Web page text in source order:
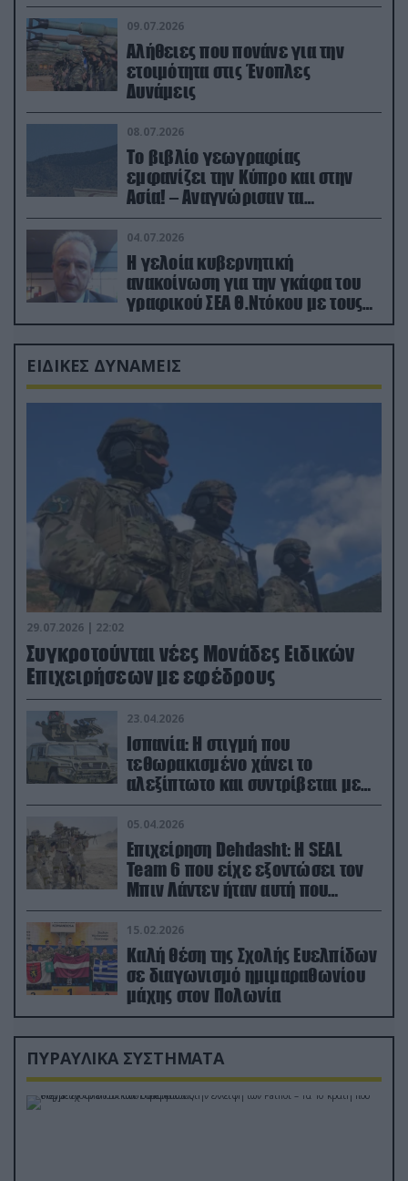
(βίντεο)
09.07.2026
Αλήθειες που πονάνε για την
ετοιμότητα στις Ένοπλες
Δυνάμεις
08.07.2026
Το βιβλίο γεωγραφίας
εμφανίζει την Κύπρο και στην
Ασία! – Αναγνώρισαν τα
κατεχόμενα; (φωτο)
04.07.2026
Η γελοία κυβερνητική
ανακοίνωση για την γκάφα του
γραφικού ΣΕΑ Θ.Ντόκου με τους
Ρώσους φαρσέρ
ΕΙΔΙΚΕΣ ΔΥΝΑΜΕΙΣ
29.07.2026 | 22:02
Συγκροτούνται νέες Μονάδες Ειδικών
Επιχειρήσεων με εφέδρους
23.04.2026
Ισπανία: Η στιγμή που
τεθωρακισμένο χάνει το
αλεξίπτωτο και συντρίβεται με
ορμή στο έδαφος (βίντεο)
05.04.2026
Επιχείρηση Dehdasht: Η SEAL
Team 6 που είχε εξοντώσει τον
Μπιν Λάντεν ήταν αυτή που
διέσωσε τον πιλότο του F-15
15.02.2026
Καλή θέση της Σχολής Ευελπίδων
σε διαγωνισμό ημιμαραθωνίου
μάχης στον Πολωνία
ΠΥΡΑΥΛΙΚΑ ΣΥΣΤΗΜΑΤΑ